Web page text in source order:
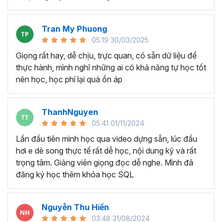
Theo đánh giá của các nhà phân tích thị trường nổi tiếng,
Data AnalyticsvàBusiness Intelligence
tuyệt vời mà Power BI đem lại cho người dùng có thể kể
đến như:
Power BI có khả năng xử lý dữ liệu lớn một cách
nhanh chóng và chính xác hơn so với Excel và tránh
treo máy khi làm việc với file dữ liệu lớn.
Power BI giúp tự động hóa quy trình làm báo cáo và
cập nhật dữ liệu mới, loại bỏ bước làm việc thủ công
Tính năng "Publish to Web" cho phép dễ dàng chia
sẻ báo cáo thông qua website, cho phép truy cập
và cập nhật từ bất kỳ thiết bị nào có trình duyệt web.
Power BI cung cấp giao diện trực quan với tính năng
kéo và thả, tạo trải nghiệm người dùng thuận lợi và
thú vị hơn khi làm việc với dữ liệu.
Power BI tích hợp mượt mà với các sản phẩm của
Tran My Phuong
05:19 30/03/2025
Giọng rất hay, dễ chịu, trực quan, có sẵn dữ liệu để
thực hành, mình nghĩ những ai có khả năng tự học tốt
nên học, học phí lại quá ổn áp
ThanhNguyen
05:41 01/11/2024
Lần đầu tiên mình học qua video dựng sẵn, lúc đầu
hơi e dè song thực tế rất dễ học, nội dung kỹ và rất
trọng tâm. Giảng viên giọng đọc dễ nghe. Mình đã
đăng ký học thêm khóa học SQL
Nguyễn Thu Hiền
03:48 31/08/2024